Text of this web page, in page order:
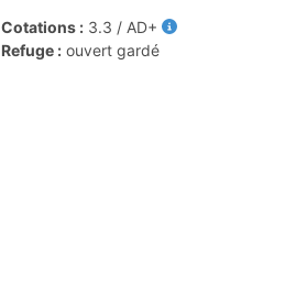
Cotations 3.3 / AD+
Refuge
ouvert gardé